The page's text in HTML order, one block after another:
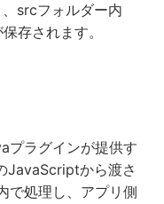
srcフォルダー内
存されます。
プラグインが提供す
JavaScriptから渡さ
で処理し、アプリ側